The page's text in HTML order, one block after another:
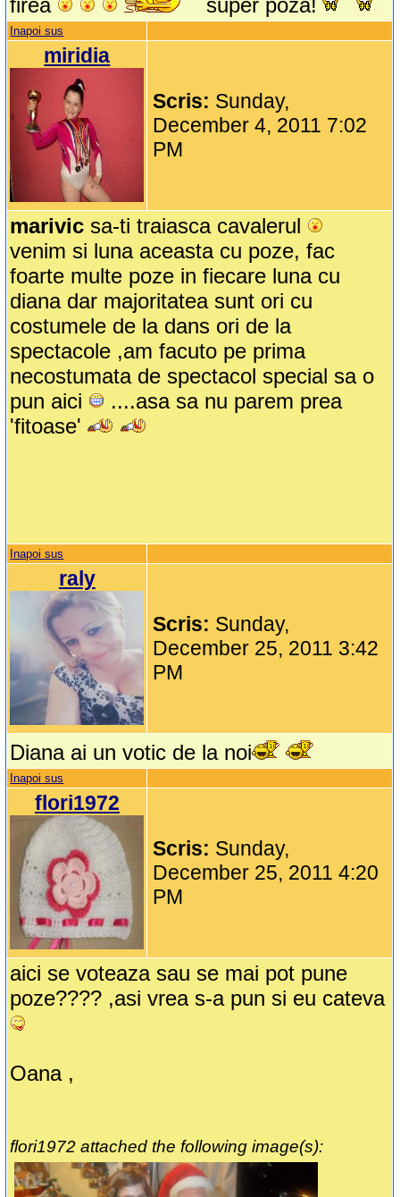
firea super poza!
Inapoi sus
miridia
Scris: Sunday,
December 4, 2011 7:02
PM
marivic sa-ti traiasca cavalerul
venim si luna aceasta cu poze, fac
foarte multe poze in fiecare luna cu
diana dar majoritatea sunt ori cu
costumele de la dans ori de la
spectacole ,am facuto pe prima
necostumata de spectacol special sa o
pun aici
....asa sa nu parem prea
'fitoase'
Inapoi sus
raly
Scris: Sunday,
December 25, 2011 3:42
PM
Diana ai un votic de la noi
Inapoi sus
flori1972
Scris: Sunday,
December 25, 2011 4:20
PM
aici se voteaza sau se mai pot pune
poze???? ,asi vrea s-a pun si eu cateva
Oana ,
flori1972 attached the following image(s):